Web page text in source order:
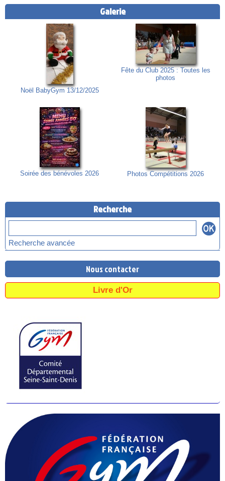
Galerie
Noël BabyGym 13/12/2025
Fête du Club 2025 : Toutes les
photos
Soirée des bénévoles 2026 Photos Compétitions 2026
Recherche
Recherche avancée
Nous contacter
Livre d'Or